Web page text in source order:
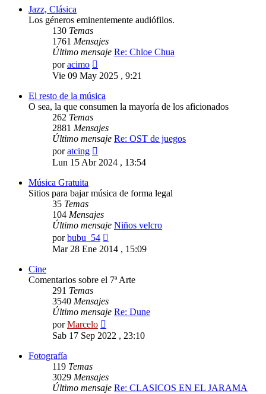
Jazz, Clásica
Los géneros eminentemente audiófilos.
130 Temas
1761 Mensajes
Último mensaje Re: Chloe Chua
poracimo
último
Vie 09 May 2025 , 9:21
El resto de la música
O sea, la que consumen la mayoría de los aficionados
262 Temas
2881 Mensajes
Último mensaje Re: OST de juegos
poratcing
último
Lun 15 Abr 2024 , 13:54
Música Gratuita
Sitios para bajar música de forma legal
35 Temas
104 Mensajes
Último mensaje Niños velcro
porbubu_54
último
Mar 28 Ene 2014 , 15:09
Cine
Comentarios sobre el 7ª Arte
291 Temas
3540 Mensajes
Último mensaje Re: Dune
porMarcelo
último
Sab 17 Sep 2022 , 23:10
Fotografía
119 Temas
3029 Mensajes
Último mensaje Re: CLASICOS EN EL JARAMA